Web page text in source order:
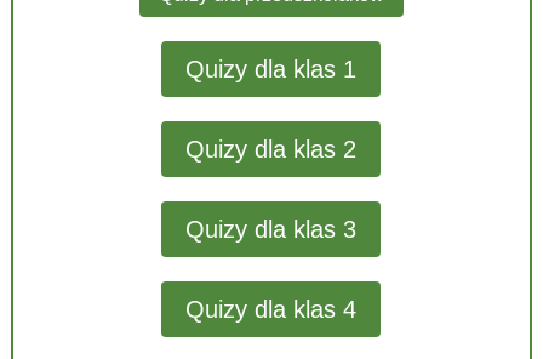
Quizy dla klas 1
Quizy dla klas 2
Quizy dla klas 3
Quizy dla klas 4